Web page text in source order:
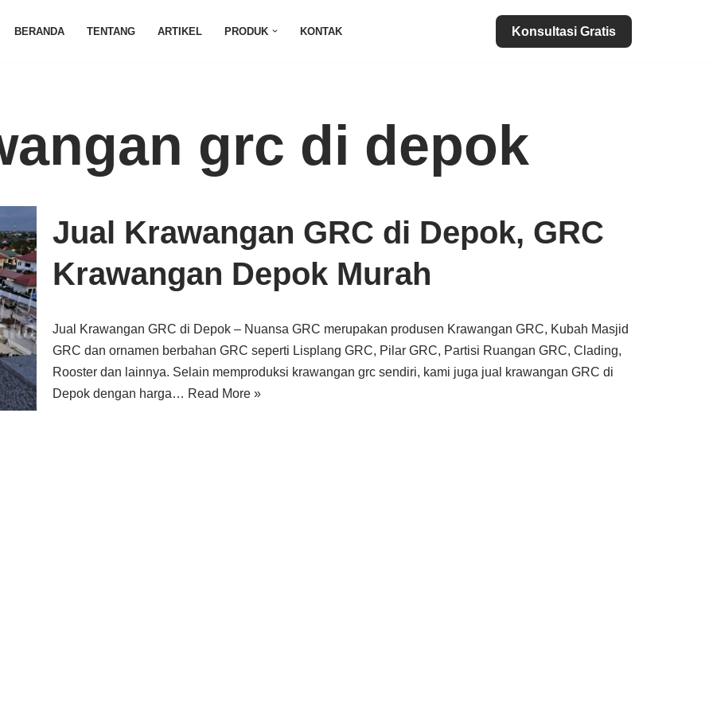
BERANDA TENTANG ARTIKEL PRODUK KONTAK Konsultasi Gratis
grc di depok
Jual Krawangan GRC di Depok, GRC
Krawangan Depok Murah
Jual Krawangan GRC di Depok – Nuansa GRC merupakan produsen Krawangan GRC, Kubah Masjid
GRC dan ornamen berbahan GRC seperti Lisplang GRC, Pilar GRC, Partisi Ruangan GRC, Clading,
Rooster dan lainnya. Selain memproduksi krawangan grc sendiri, kami juga jual krawangan GRC di
Depok dengan harga… Read More »